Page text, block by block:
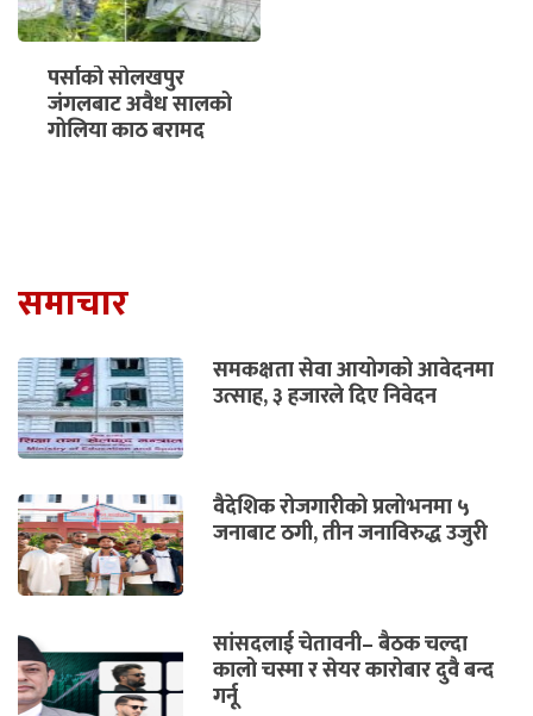
पर्साको सोलखपुर
जंगलबाट अवैध सालको
गोलिया काठ बरामद
समाचार
समकक्षता सेवा आयोगको आवेदनमा
उत्साह, ३ हजारले दिए निवेदन
वैदेशिक रोजगारीको प्रलोभनमा ५
जनाबाट ठगी, तीन जनाविरुद्ध उजुरी
सांसदलाई चेतावनी– बैठक चल्दा
कालो चस्मा र सेयर कारोबार दुवै बन्द
गर्नू